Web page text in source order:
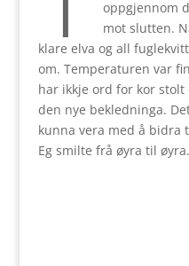
oppgjennom
mot slutten.
klare elva og all
om. Temperaturen var
har ikkje ord for kor stolt
den nye bekledninga.
kunna vera med å bidra
Eg smilte frå øyra til øyra.